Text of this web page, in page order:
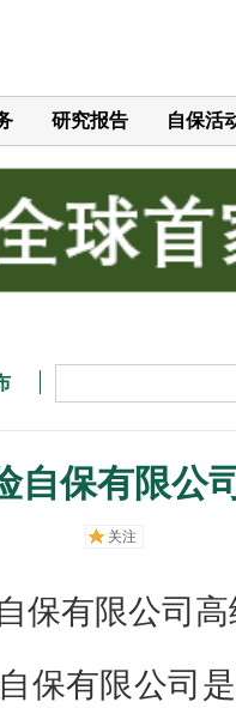
研究报告 自保活
自保有限公
关注
保有限公司
保有限公司